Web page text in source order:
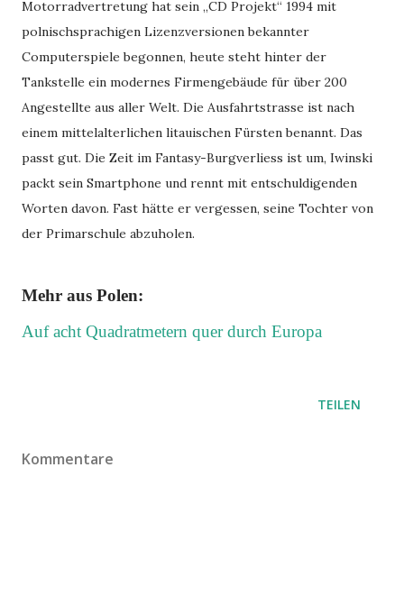
Motorradvertretung hat sein „CD Projekt“ 1994 mit
polnischsprachigen Lizenzversionen bekannter
Computerspiele begonnen, heute steht hinter der
Tankstelle ein modernes Firmengebäude für über 200
Angestellte aus aller Welt. Die Ausfahrtstrasse ist nach
einem mittelalterlichen litauischen Fürsten benannt. Das
passt gut. Die Zeit im Fantasy-Burgverliess ist um, Iwinski
packt sein Smartphone und rennt mit entschuldigenden
Worten davon. Fast hätte er vergessen, seine Tochter von
der Primarschule abzuholen.
Mehr aus Polen:
Auf acht Quadratmetern quer durch Europa
TEILEN
Kommentare